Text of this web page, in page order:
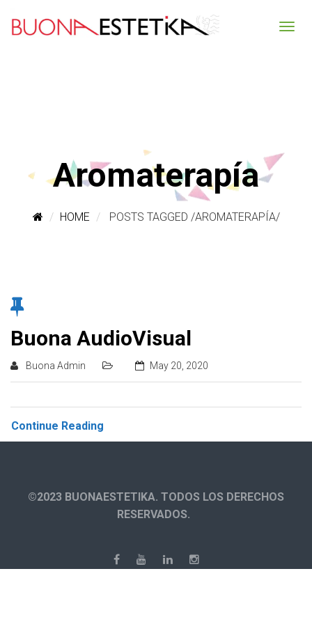
Aromaterapía
HOME POSTS TAGGED /AROMATERAPÍA/
Buona AudioVisual
Buona Admin May 20, 2020
Continue Reading
©2023 BUONAESTETIKA. TODOS LOS DERECHOS
RESERVADOS.